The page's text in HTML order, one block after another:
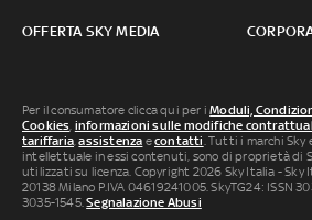
OFFERTA SKY MEDIA
Per il consumatore clicca qui per iModuli,
Cookies, informazioni sulle modifiche
tariffaria,assistenza econtatti. Tutti i marchi
intellettuale in essi contenuti, sono di proprietà di
utilizzati su licenza. Copyright 2026 Sky Italia - Sky
20138 Milano P.IVA 04619241005. SkyTG24: ISSN
3035-1545.Segnalazione Abusi